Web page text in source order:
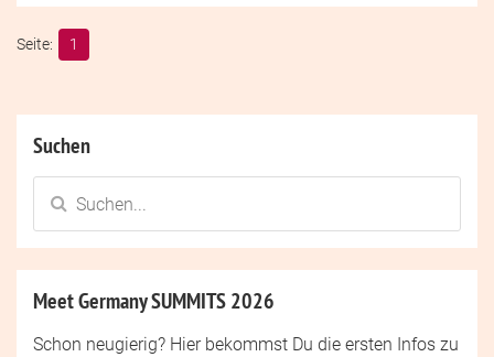
1
Suchen
Meet Germany SUMMITS 2026
Schon neugierig? Hier bekommst Du die ersten Infos zu